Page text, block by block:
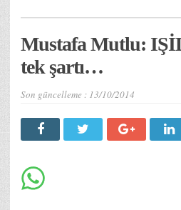
Mustafa Mutlu:
tek şartı…
Son güncelleme : 13/10/2014